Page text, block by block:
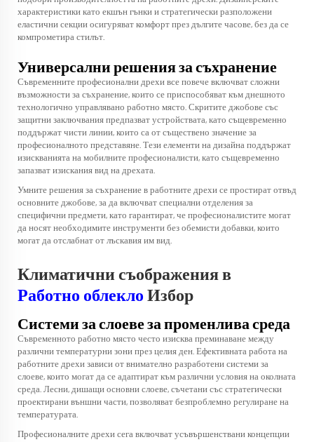
характеристики като екшън гънки и стратегически разположени
еластични секции осигуряват комфорт през дългите часове, без да се
компрометира стилът.
Универсални решения за съхранение
Съвременните професионални дрехи все повече включват сложни
възможности за съхранение, които се приспособяват към днешното
технологично управлявано работно място. Скритите джобове със
защитни заключвания предпазват устройствата, като същевременно
поддържат чисти линии, които са от съществено значение за
професионалното представяне. Тези елементи на дизайна поддържат
изискванията на мобилните професионалисти, като същевременно
запазват изискания вид на дрехата.
Умните решения за съхранение в работните дрехи се простират отвъд
основните джобове, за да включват специални отделения за
специфични предмети, като гарантират, че професионалистите могат
да носят необходимите инструменти без обемисти добавки, които
могат да отслабнат от лъскавия им вид.
Климатични съображения в
Работно облекло Избор
Системи за слоеве за променлива среда
Съвременното работно място често изисква преминаване между
различни температурни зони през целия ден. Ефективната работа на
работните дрехи зависи от внимателно разработени системи за
слоеве, които могат да се адаптират към различни условия на околната
среда. Лесни, дишащи основни слоеве, съчетани със стратегически
проектирани външни части, позволяват безпроблемно регулиране на
температурата.
Професионалните дрехи сега включват усъвършенствани концепции